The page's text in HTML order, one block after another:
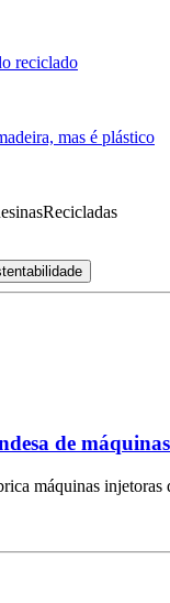
reciclado
mas é plástico
de
máquinas